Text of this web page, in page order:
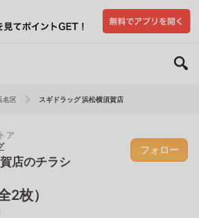
名区 スギドラッグ 浜松横須賀店
ア
店のチラシ
フォロー
2枚）